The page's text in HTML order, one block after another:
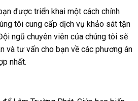
được triển khai một cách chính
tôi cung cấp dịch vụ khảo sát tận
ngũ chuyên viên của chúng tôi sẽ
và tư vấn cho bạn về các phương án
nhất.